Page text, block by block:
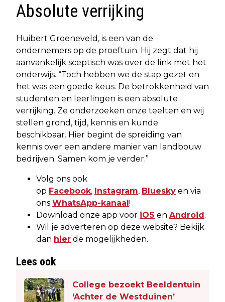
Absolute verrijking
Huibert Groeneveld, is een van de
ondernemers op de proeftuin. Hij zegt dat hij
aanvankelijk sceptisch was over de link met het
onderwijs. “Toch hebben we de stap gezet en
het was een goede keus. De betrokkenheid van
studenten en leerlingen is een absolute
verrijking. Ze onderzoeken onze teelten en wij
stellen grond, tijd, kennis en kunde
beschikbaar. Hier begint de spreiding van
kennis over een andere manier van landbouw
bedrijven. Samen kom je verder.”
Volg ons ook
op Facebook, Instagram, Bluesky en via
ons WhatsApp-kanaal!
Download onze app voor iOS en Android.
Wil je adverteren op deze website? Bekijk
dan hier de mogelijkheden.
Lees ook
College bezoekt Beeldentuin
‘Achter de Westduinen’